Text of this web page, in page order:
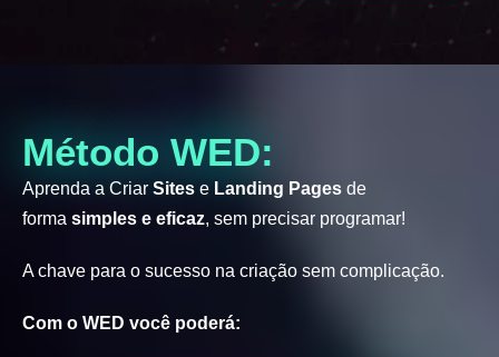
Método WED:
Aprenda a Criar Sites e Landing Pages de
forma simples e eficaz, sem precisar programar!
A chave para o sucesso na criação sem complicação.
Com o WED você poderá: